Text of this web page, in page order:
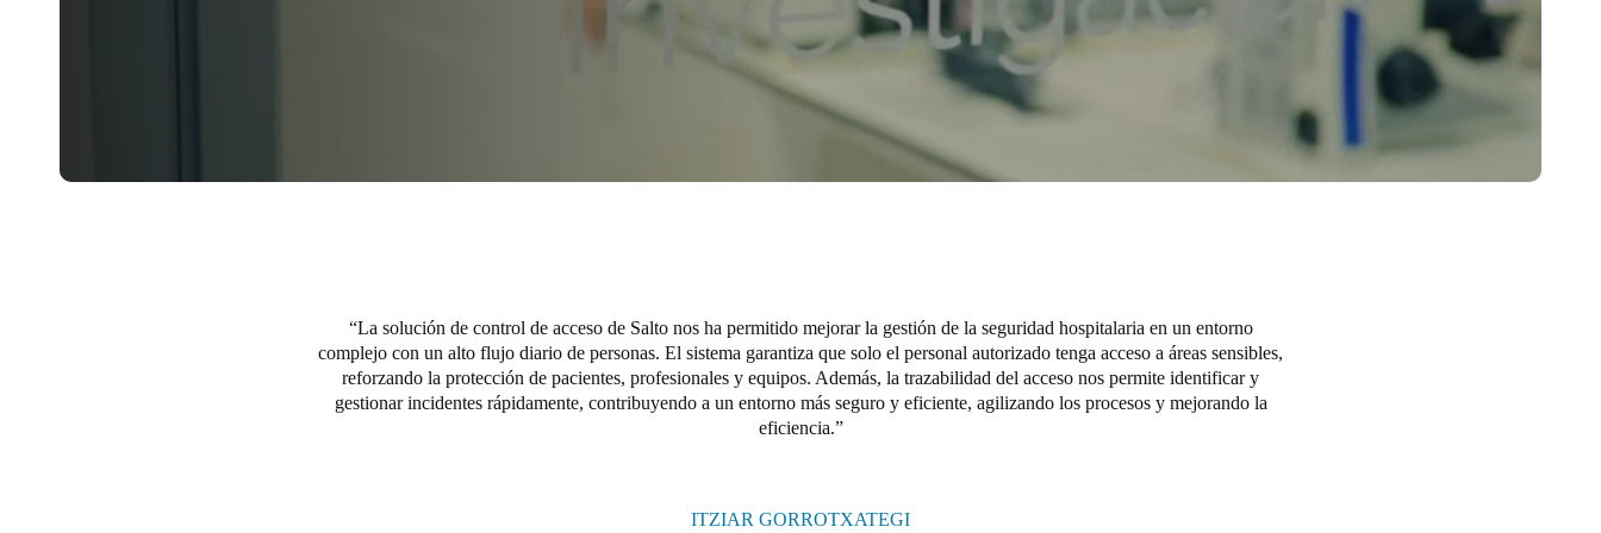
La solución de control de acceso de Salto nos ha permitido mejorar la gestión de la seguridad hospitalaria en un entorno
complejo con un alto flujo diario de personas. El sistema garantiza que solo el personal autorizado tenga acceso a áreas sensibles,
reforzando la protección de pacientes, profesionales y equipos. Además, la trazabilidad del acceso nos permite identificar y
gestionar incidentes rápidamente, contribuyendo a un entorno más seguro y eficiente, agilizando los procesos y mejorando la
eficiencia.
ITZIAR GORROTXATEGI